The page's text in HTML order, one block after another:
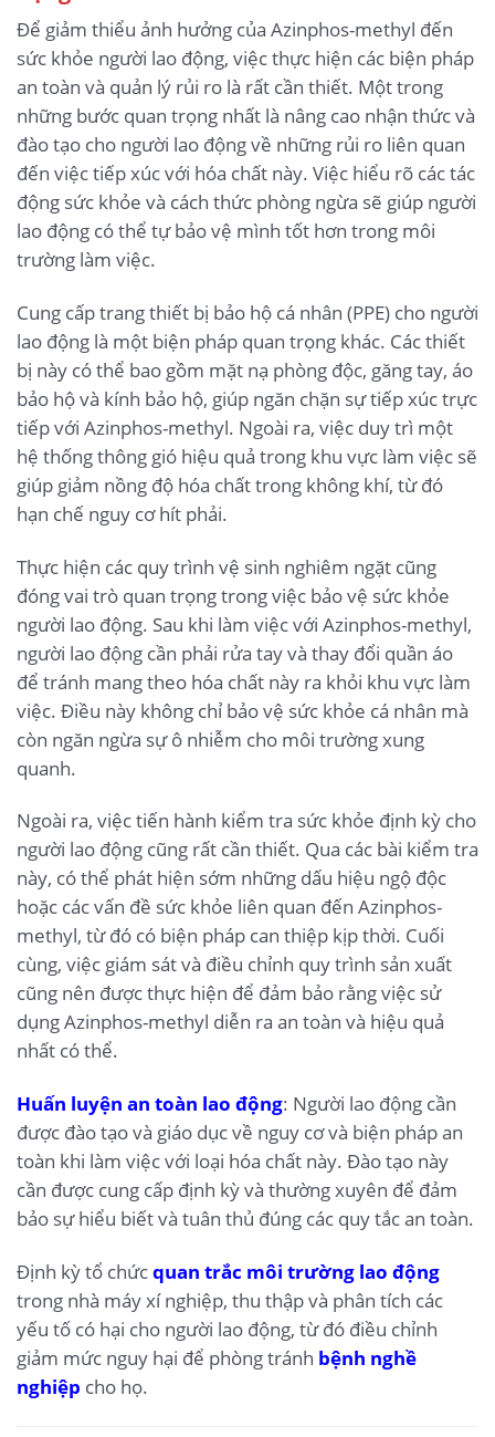
Để giảm thiểu ảnh hưởng của Azinphos-methyl đến
sức khỏe người lao động, việc thực hiện các biện pháp
an toàn và quản lý rủi ro là rất cần thiết. Một trong
những bước quan trọng nhất là nâng cao nhận thức và
đào tạo cho người lao động về những rủi ro liên quan
đến việc tiếp xúc với hóa chất này. Việc hiểu rõ các tác
động sức khỏe và cách thức phòng ngừa sẽ giúp người
lao động có thể tự bảo vệ mình tốt hơn trong môi
trường làm việc.
Cung cấp trang thiết bị bảo hộ cá nhân (PPE) cho người
lao động là một biện pháp quan trọng khác. Các thiết
bị này có thể bao gồm mặt nạ phòng độc, găng tay, áo
bảo hộ và kính bảo hộ, giúp ngăn chặn sự tiếp xúc trực
tiếp với Azinphos-methyl. Ngoài ra, việc duy trì một
hệ thống thông gió hiệu quả trong khu vực làm việc sẽ
giúp giảm nồng độ hóa chất trong không khí, từ đó
hạn chế nguy cơ hít phải.
Thực hiện các quy trình vệ sinh nghiêm ngặt cũng
đóng vai trò quan trọng trong việc bảo vệ sức khỏe
người lao động. Sau khi làm việc với Azinphos-methyl,
người lao động cần phải rửa tay và thay đổi quần áo
để tránh mang theo hóa chất này ra khỏi khu vực làm
việc. Điều này không chỉ bảo vệ sức khỏe cá nhân mà
còn ngăn ngừa sự ô nhiễm cho môi trường xung
quanh.
Ngoài ra, việc tiến hành kiểm tra sức khỏe định kỳ cho
người lao động cũng rất cần thiết. Qua các bài kiểm tra
này, có thể phát hiện sớm những dấu hiệu ngộ độc
hoặc các vấn đề sức khỏe liên quan đến Azinphos-
methyl, từ đó có biện pháp can thiệp kịp thời. Cuối
cùng, việc giám sát và điều chỉnh quy trình sản xuất
cũng nên được thực hiện để đảm bảo rằng việc sử
dụng Azinphos-methyl diễn ra an toàn và hiệu quả
nhất có thể.
Huấn luyện an toàn lao động: Người lao động cần
được đào tạo và giáo dục về nguy cơ và biện pháp an
toàn khi làm việc với loại hóa chất này. Đào tạo này
cần được cung cấp định kỳ và thường xuyên để đảm
bảo sự hiểu biết và tuân thủ đúng các quy tắc an toàn.
Định kỳ tổ chứcquan trắc môi trường lao động
trong nhà máy xí nghiệp, thu thập và phân tích các
yếu tố có hại cho người lao động, từ đó điều chỉnh
giảm mức nguy hại để phòng tránh bệnh nghề
nghiệp cho họ.